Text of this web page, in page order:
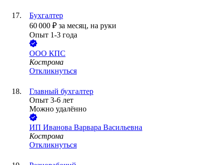
Бухгалтер
60 000 ₽ за месяц, на руки
Опыт 1-3 года
ООО КПС
Кострома
Откликнуться
Главный бухгалтер
Опыт 3-6 лет
Можно удалённо
ИП Иванова Варвара Васильевна
Кострома
Откликнуться